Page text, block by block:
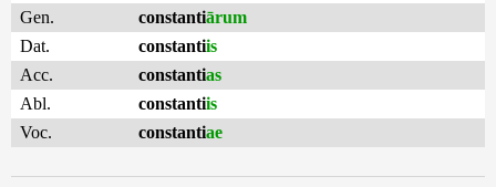
Gen.
constantiārum
Dat.
constantiis
Acc.
constantias
Abl.
constantiis
Voc.
constantiae